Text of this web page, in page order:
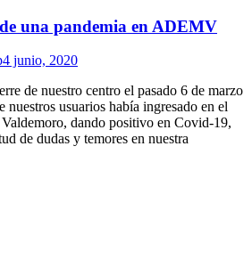
una pandemia en ADEMV
4 junio, 2020
de nuestro centro el pasado 6 de marzo
nuestros usuarios había ingresado en el
dando positivo en Covid-19,
de dudas y temores en nuestra